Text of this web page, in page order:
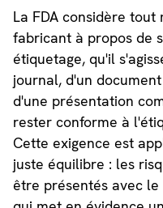
La FDA considère
fabricant à propos de
étiquetage, qu'il
journal, d'un
d'une présentation
rester conforme à
Cette exigence est
juste équilibre : les
être présentés avec